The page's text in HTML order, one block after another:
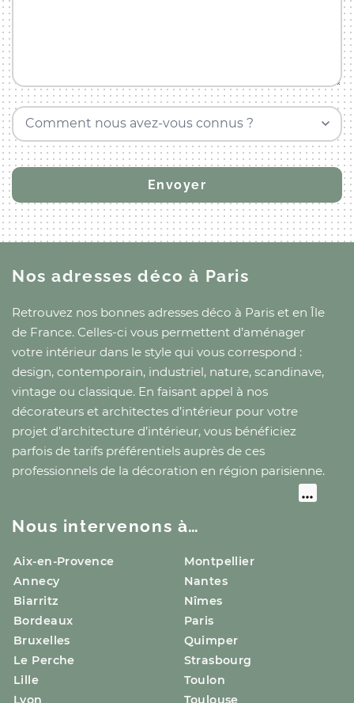
Comment nous avez-vous connus ?
Nos adresses décoà Paris
Retrouvez nos bonnes adresses déco à Paris et en Île
de France. Celles-ci vous permettent d’aménager
votre intérieur dans le style qui vous correspond :
design, contemporain, industriel, nature, scandinave,
vintage ou classique. En faisant appel à nos
décorateurs et architectes d’intérieur pour votre
projet d’architecture d’intérieur, vous bénéficiez
parfois de tarifs préférentiels auprès de ces
professionnels de la décoration en région parisienne.
Nous intervenons à…
Aix-en-Provence
Annecy
Biarritz
Bordeaux
Bruxelles
Le Perche
Lille
Lyon
Montpellier
Nantes
Nîmes
Paris
Quimper
Strasbourg
Toulon
Toulouse